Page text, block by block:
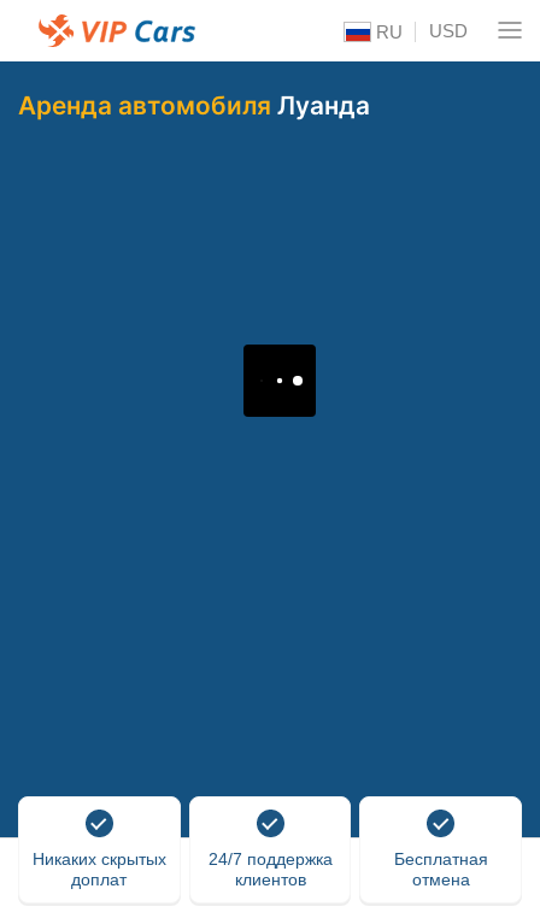
RU USD
Аренда автомобиля Луанда
Никаких скрытых
доплат
24/7 поддержка
клиентов
Бесплатная
отмена